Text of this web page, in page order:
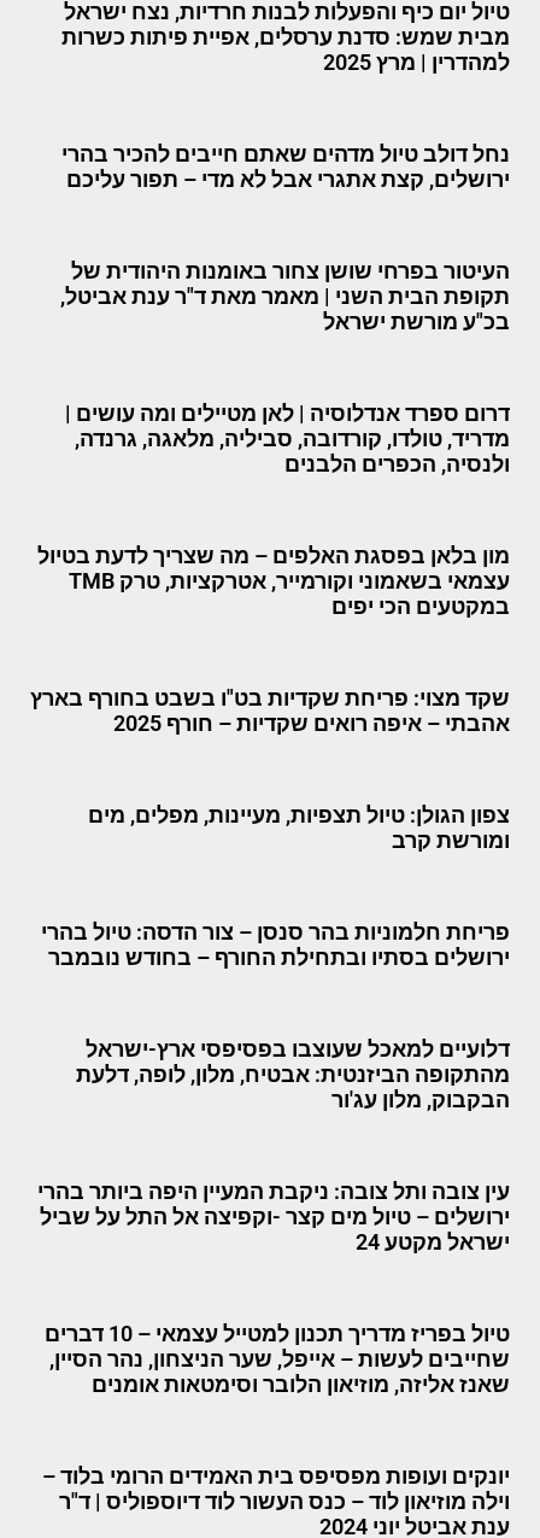
טיול יום כיף והפעלות לבנות חרדיות, נצח ישראל
מבית שמש: סדנת ערסלים, אפיית פיתות כשרות
למהדרין | מרץ 2025
נחל דולב טיול מדהים שאתם חייבים להכיר בהרי
ירושלים, קצת אתגרי אבל לא מדי – תפור עליכם
העיטור בפרחי שושן צחור באומנות היהודית של
תקופת הבית השני | מאמר מאת ד"ר ענת אביטל,
בכ"ע מורשת ישראל
דרום ספרד אנדלוסיה | לאן מטיילים ומה עושים |
מדריד, טולדו, קורדובה, סביליה, מלאגה, גרנדה,
ולנסיה, הכפרים הלבנים
מון בלאן בפסגת האלפים – מה שצריך לדעת בטיול
עצמאי בשאמוני וקורמייר, אטרקציות, טרק TMB
במקטעים הכי יפים
שקד מצוי: פריחת שקדיות בט"ו בשבט בחורף בארץ
אהבתי – איפה רואים שקדיות – חורף 2025
צפון הגולן: טיול תצפיות, מעיינות, מפלים, מים
ומורשת קרב
פריחת חלמוניות בהר סנסן – צור הדסה: טיול בהרי
ירושלים בסתיו ובתחילת החורף – בחודש נובמבר
דלועיים למאכל שעוצבו בפסיפסי ארץ-ישראל
מהתקופה הביזנטית: אבטיח, מלון, לופה, דלעת
הבקבוק, מלון עג'ור
עין צובה ותל צובה: ניקבת המעיין היפה ביותר בהרי
ירושלים – טיול מים קצר -וקפיצה אל התל על שביל
ישראל מקטע 24
טיול בפריז מדריך תכנון למטייל עצמאי – 10 דברים
שחייבים לעשות – אייפל, שער הניצחון, נהר הסיין,
שאנז אליזה, מוזיאון הלובר וסימטאות אומנים
יונקים ועופות מפסיפס בית האמידים הרומי בלוד –
וילה מוזיאון לוד – כנס העשור לוד דיוספוליס | ד"ר
ענת אביטל יוני 2024